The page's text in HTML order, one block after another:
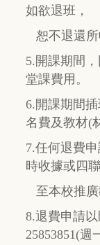
如欲退班，
恕不退還
5.開課期間
堂課費用。
6.開課期間
名費及教材(
7.任何退費
時收據或四
至本校推廣
8.退費申請
25853851(週